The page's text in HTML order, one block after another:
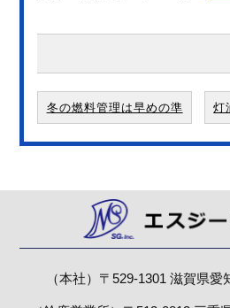
冬の燃料管理は早めの準
備がおすすめです
灯
（本社）〒529-1301 滋賀県愛